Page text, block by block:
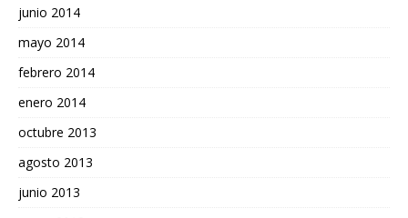
junio 2014
mayo 2014
febrero 2014
enero 2014
octubre 2013
agosto 2013
junio 2013